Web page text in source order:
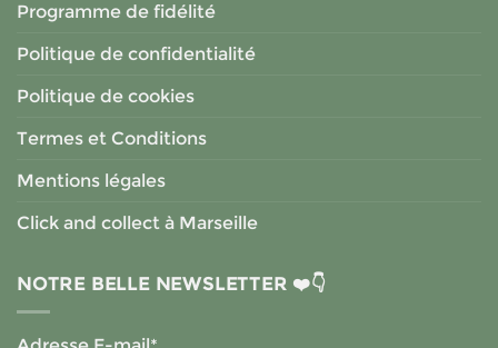
Programme de fidélité
Politique de confidentialité
Politique de cookies
Termes et Conditions
Mentions légales
Click and collect à Marseille
NOTRE BELLE NEWSLETTER ❤️👇